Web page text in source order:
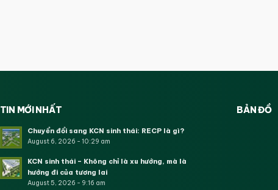
TIN MỚI NHẤT
Chuyển đổi sang KCN sinh thái: RECP là gì?
August 6, 2026 - 10:29 am
KCN sinh thái – Không chỉ là xu hướng, mà là
hướng đi của tương lai
August 5, 2026 - 9:16 am
BẢN ĐỒ